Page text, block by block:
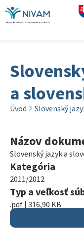
a
Úvod Slovenský
Názov
Slovenský jazyk a
Kategória
2011/2012
Typ a veľkosť
.pdf | 316,90 KB